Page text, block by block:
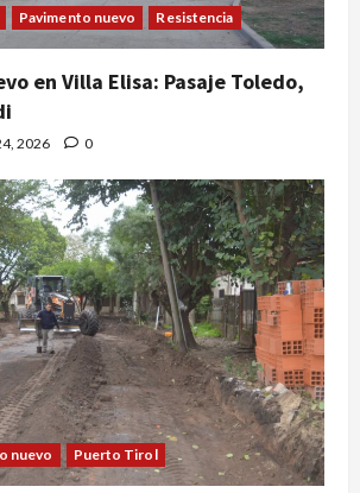
Pavimento nuevo Resistencia
en Villa Elisa: Pasaje Toledo,
2026 0
nuevo Puerto Tirol